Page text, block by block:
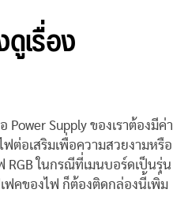
เรื่อง
Supply ของเราต้องมีค่า
ฟต่อเสริมเพื่อความสวยงามหรือ
RGB ในกรณีที่เมนบอร์ดเป็นรุ่น
ฟคของไฟ ก็ต้องติดกล่องนี้เพิ่ม